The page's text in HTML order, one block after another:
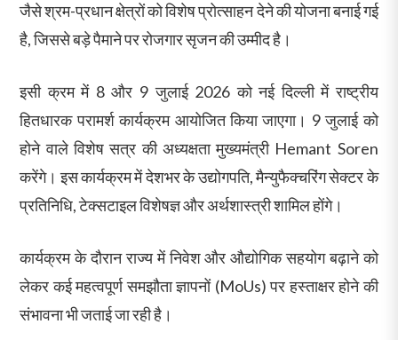
जैसे श्रम-प्रधान क्षेत्रों को विशेष प्रोत्साहन देने की योजना बनाई गई
है, जिससे बड़े पैमाने पर रोजगार सृजन की उम्मीद है।
इसी क्रम में 8 और 9 जुलाई 2026 को नई दिल्ली में राष्ट्रीय
हितधारक परामर्श कार्यक्रम आयोजित किया जाएगा। 9 जुलाई को
होने वाले विशेष सत्र की अध्यक्षता मुख्यमंत्री Hemant Soren
करेंगे। इस कार्यक्रम में देशभर के उद्योगपति, मैन्युफैक्चरिंग सेक्टर के
प्रतिनिधि, टेक्सटाइल विशेषज्ञ और अर्थशास्त्री शामिल होंगे।
कार्यक्रम के दौरान राज्य में निवेश और औद्योगिक सहयोग बढ़ाने को
लेकर कई महत्वपूर्ण समझौता ज्ञापनों (MoUs) पर हस्ताक्षर होने की
संभावना भी जताई जा रही है।